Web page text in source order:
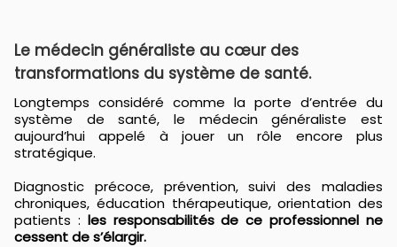
Le médecin généraliste au cœur des
transformations du système de santé.
Longtemps considéré comme la porte d’entrée du
système de santé, le médecin généraliste est
aujourd’hui appelé à jouer un rôle encore plus
stratégique.
Diagnostic précoce, prévention, suivi des maladies
chroniques, éducation thérapeutique, orientation des
patients : les responsabilités de ce professionnel ne
cessent de s’élargir.